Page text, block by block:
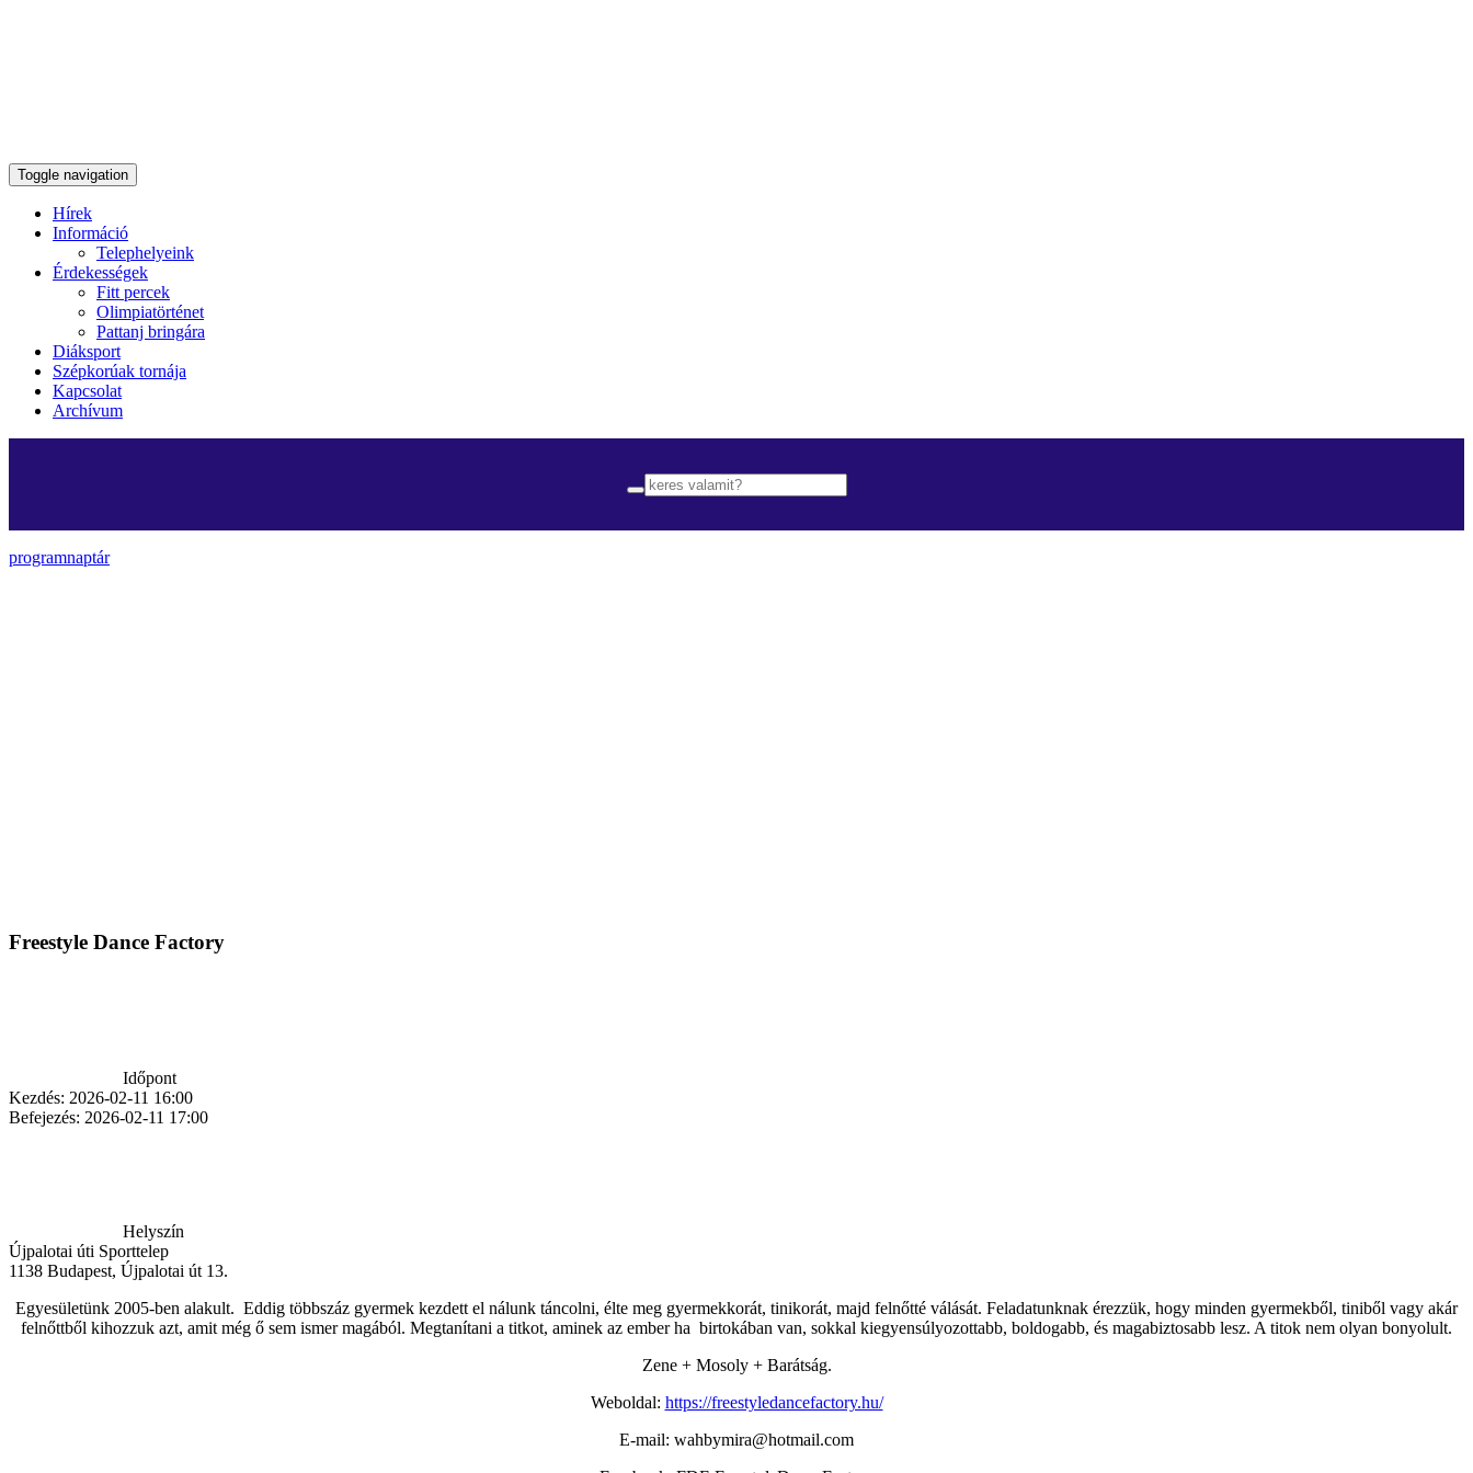
Toggle navigation
Hírek
Információ
Telephelyeink
Érdekességek
Fitt percek
Olimpiatörténet
Pattanj bringára
Diáksport
Szépkorúak tornája
Kapcsolat
Archívum
programnaptár
Freestyle Dance Factory
Időpont
Kezdés: 2026-02-11 16:00
Befejezés: 2026-02-11 17:00
Helyszín
Újpalotai úti Sporttelep
1138 Budapest, Újpalotai út 13.
Egyesületünk 2005-ben alakult. Eddig többszáz gyermek kezdett el nálunk táncolni, élte meg gyermekkorát, tinikorát, majd felnőtté válását. Feladatunknak érezzük, hogy minden gyermekből, tiniből vagy akár
felnőttből kihozzuk azt, amit még ő sem ismer magából. Megtanítani a titkot, aminek az ember ha birtokában van, sokkal kiegyensúlyozottabb, boldogabb, és magabiztosabb lesz. A titok nem olyan bonyolult.
Zene + Mosoly + Barátság.
Weboldal: https://freestyledancefactory.hu/
E-mail: wahbymira@hotmail.com